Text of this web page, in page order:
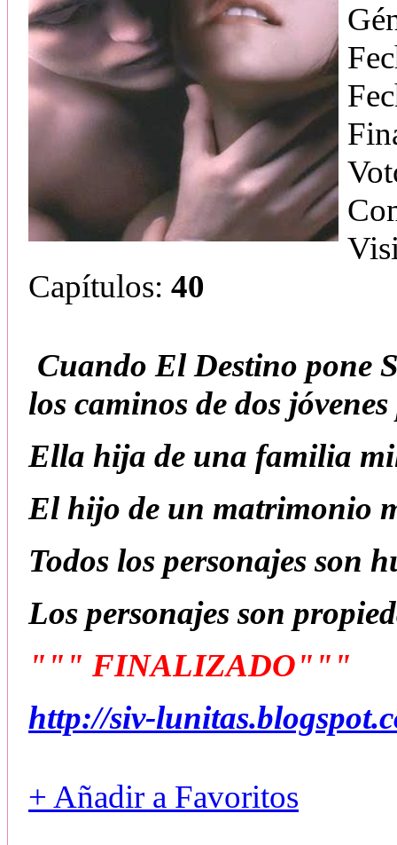
Capítulos: 40
Cuando El Destino pone
los caminos de dos
Ella hija de una familia
El hijo de un matrimonio
Todos los personajes son
Los personajes son
""" FINALIZADO"""
http://siv-
+ Añadir a Favoritos